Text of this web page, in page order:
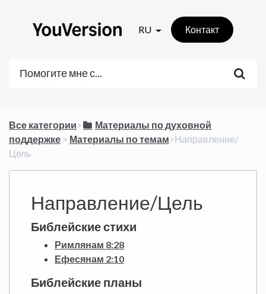
RU Контакт
Все категории​>​
​Материалы по духовной
поддержке ​ > ​ ​Материалы по темам​>​ Направление/
Цель
Направление/Цель
Библейские стихи
Римлянам 8:28
Ефесянам 2:10
Библейские планы